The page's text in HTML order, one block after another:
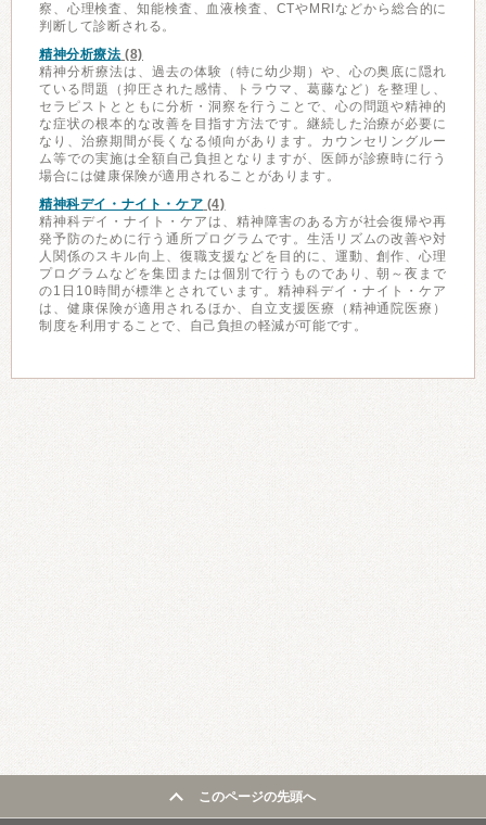
察、心理検査、知能検査、血液検査、CTやMRIなどから総合的に
判断して診断される。
精神分析療法 (8)
精神分析療法は、過去の体験（特に幼少期）や、心の奥底に隠れ
ている問題（抑圧された感情、トラウマ、葛藤など）を整理し、
セラピストとともに分析・洞察を行うことで、心の問題や精神的
な症状の根本的な改善を目指す方法です。継続した治療が必要に
なり、治療期間が長くなる傾向があります。カウンセリングルー
ム等での実施は全額自己負担となりますが、医師が診療時に行う
場合には健康保険が適用されることがあります。
精神科デイ・ナイト・ケア (4)
精神科デイ・ナイト・ケアは、精神障害のある方が社会復帰や再
発予防のために行う通所プログラムです。生活リズムの改善や対
人関係のスキル向上、復職支援などを目的に、運動、創作、心理
プログラムなどを集団または個別で行うものであり、朝～夜まで
の1日10時間が標準とされています。精神科デイ・ナイト・ケア
は、健康保険が適用されるほか、自立支援医療（精神通院医療）
制度を利用することで、自己負担の軽減が可能です。
このページの先頭へ